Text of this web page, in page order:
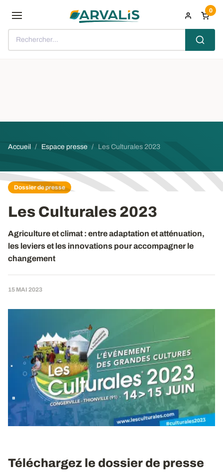
Rechercher...
0
Fil d'Ariane
Accueil Espace presse Les Culturales 2023
Dossier de presse
Les Culturales 2023
Agriculture et climat : entre adaptation et atténuation,
les leviers et les innovations pour accompagner le
changement
15 MAI 2023
Téléchargez le dossier de presse